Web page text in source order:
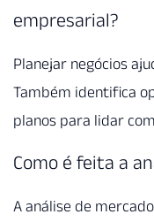
empresarial?
Planejar negócios
Também identifica
planos para lidar
Como é feita a
A análise de